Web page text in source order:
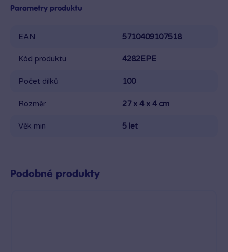
Parametry produktu
EAN 5710409107518
Kód produktu 4282EPE
Počet dílků 100
Rozměr 27 x 4 x 4 cm
Věk min 5 let
Podobné produkty